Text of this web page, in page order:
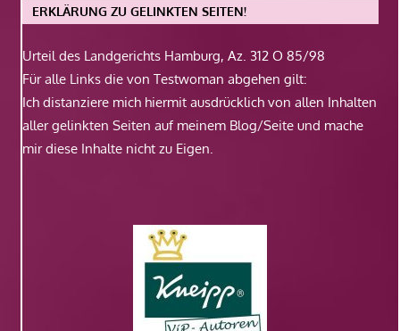
ERKLÄRUNG ZU GELINKTEN SEITEN!
Urteil des Landgerichts Hamburg, Az. 312 O 85/98
Für alle Links die von Testwoman abgehen gilt:
Ich distanziere mich hiermit ausdrücklich von allen Inhalten
aller gelinkten Seiten auf meinem Blog/Seite und mache
mir diese Inhalte nicht zu Eigen.